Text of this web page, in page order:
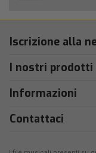
Iscrizione alla
I nostri prodotti
Informazioni
Contattaci